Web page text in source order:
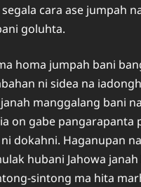
cara ase jumpah
goluhta.
homa jumpah bani
ni sidea na
manggalang bani
on gabe
dokahni. Haganupan
hubani Jahowa
sintong ma hita